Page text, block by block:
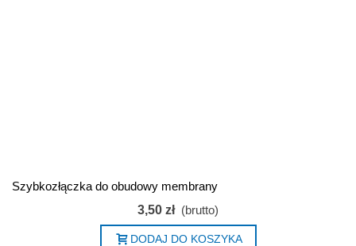
Szybkozłączka do obudowy membrany
3,50 zł (brutto)
DODAJ DO KOSZYKA